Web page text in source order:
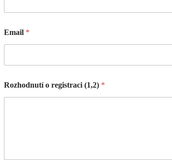
Email *
Rozhodnutí o registraci (1,2) *